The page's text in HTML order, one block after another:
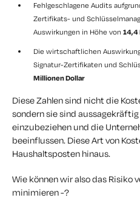
Fehlgeschlagene Audits
Zertifikats- und
Auswirkungen in Höhe von 14,4
Die wirtschaftlichen
Signatur-Zertifikaten und
Millionen Dollar
Diese Zahlen sind nicht die
sondern sie sind
einzubeziehen und die
beeinflussen. Diese Art von
Haushaltsposten hinaus.
Wie können wir also das
minimieren -?